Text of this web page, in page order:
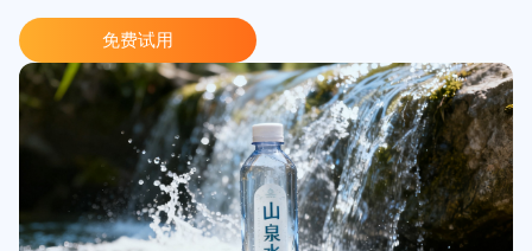
免费试用